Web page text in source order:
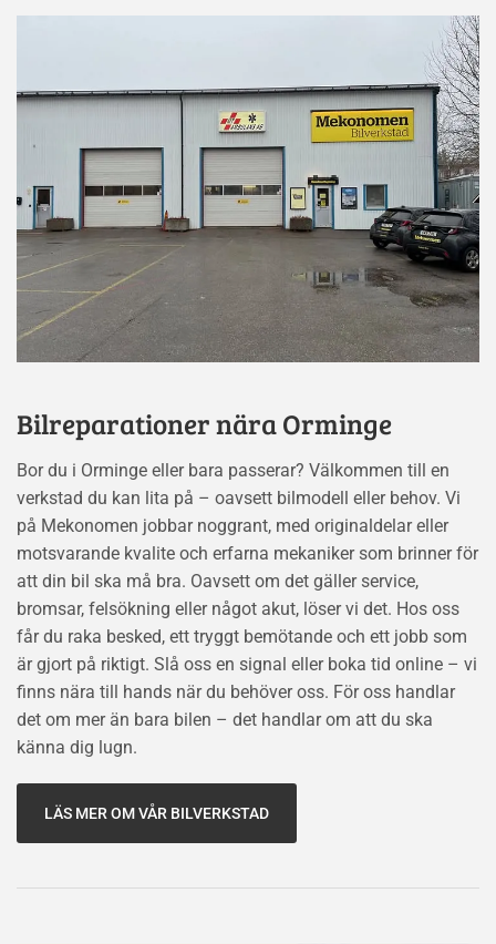
Bilreparationer nära Orminge
Bor du i Orminge eller bara passerar? Välkommen till en
verkstad du kan lita på – oavsett bilmodell eller behov. Vi
på Mekonomen jobbar noggrant, med originaldelar eller
motsvarande kvalite och erfarna mekaniker som brinner för
att din bil ska må bra. Oavsett om det gäller service,
bromsar, felsökning eller något akut, löser vi det. Hos oss
får du raka besked, ett tryggt bemötande och ett jobb som
är gjort på riktigt. Slå oss en signal eller boka tid online – vi
finns nära till hands när du behöver oss. För oss handlar
det om mer än bara bilen – det handlar om att du ska
känna dig lugn.
LÄS MER OM VÅR BILVERKSTAD